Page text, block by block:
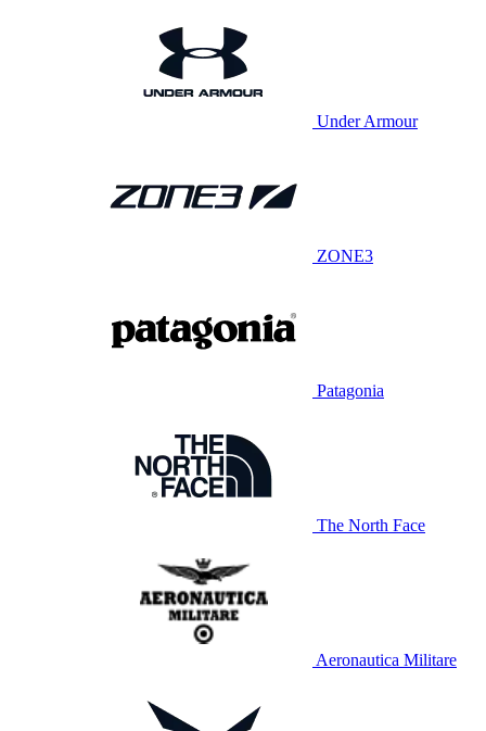
Under Armour
ZONE3
Patagonia
The North Face
Aeronautica Militare